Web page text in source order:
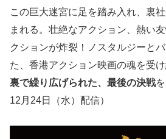
この巨大迷宮に足を踏み入れ、裏
まれる。壮絶なアクション、熱い
クションが炸裂！ノスタルジーと
た、香港アクション映画の魂を受け
裏で繰り広げられた、最後の決戦
12月24日（水）配信）